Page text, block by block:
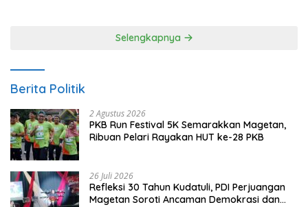
Selengkapnya
Berita Politik
2 Agustus 2026
PKB Run Festival 5K Semarakkan Magetan,
Ribuan Pelari Rayakan HUT ke-28 PKB
26 Juli 2026
Refleksi 30 Tahun Kudatuli, PDI Perjuangan
Magetan Soroti Ancaman Demokrasi dan